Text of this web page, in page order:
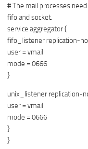
# The mail processes
fifo and socket.
service aggregator {
fifo_listener replication-
user = vmail
mode = 0666
}
unix_listener replication-
user = vmail
mode = 0666
}
}